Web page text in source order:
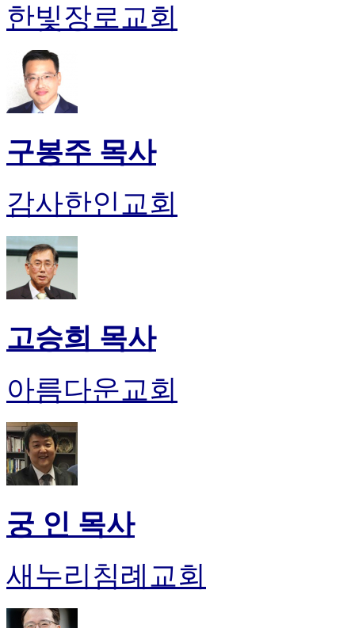
한빛장로교회
구봉주 목사
감사한인교회
고승희 목사
아름다운교회
궁 인 목사
새누리침례교회